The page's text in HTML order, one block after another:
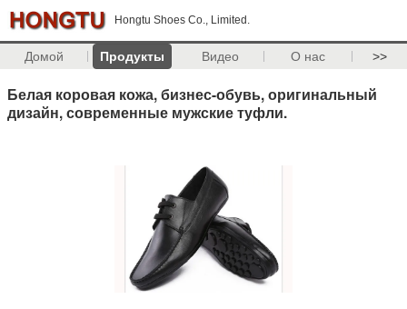
Hongtu Shoes Co., Limited.
Домой Продукты Видео О нас >>
Белая коровая кожа, бизнес-обувь, оригинальный
дизайн, современные мужские туфли.